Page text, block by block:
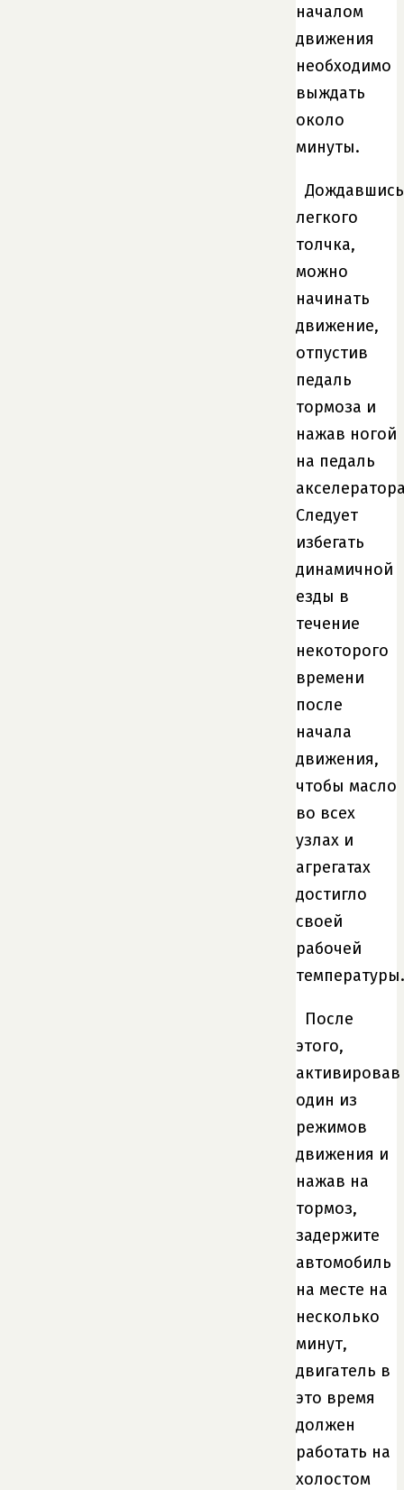
началом
движения
необходимо
выждать
около
минуты.
Дождавшись
легкого
толчка,
можно
начинать
движение,
отпустив
педаль
тормоза и
нажав ногой
на педаль
Следует
избегать
динамичной
езды в
течение
некоторого
времени
после
начала
движения,
чтобы масло
во всех
узлах и
агрегатах
достигло
своей
рабочей
температуры.
После
этого,
активировав
один из
режимов
движения и
нажав на
тормоз,
задержите
автомобиль
на месте на
несколько
минут,
двигатель в
это время
должен
работать на
холостом